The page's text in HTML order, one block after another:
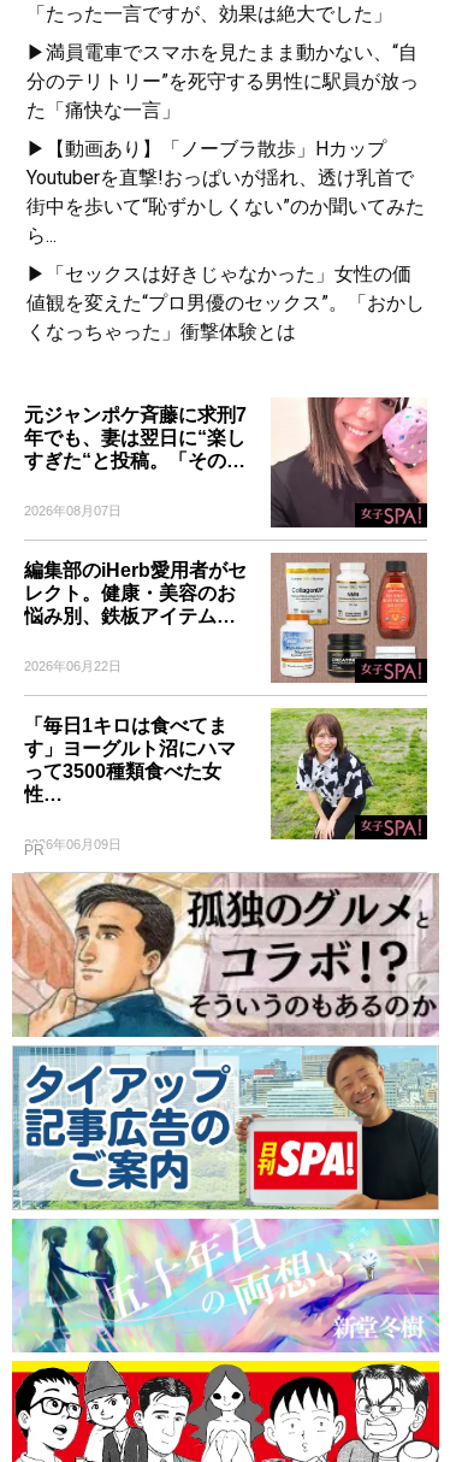
「たった一言ですが、効果は絶大でした」
▶満員電車でスマホを見たまま動かない、“自
分のテリトリー”を死守する男性に駅員が放っ
た「痛快な一言」
▶【動画あり】「ノーブラ散歩」Hカップ
Youtuberを直撃!おっぱいが揺れ、透け乳首で
街中を歩いて“恥ずかしくない”のか聞いてみた
ら...
▶「セックスは好きじゃなかった」女性の価
値観を変えた“プロ男優のセックス”。「おかし
くなっちゃった」衝撃体験とは
元ジャンポケ斉藤に求刑7
年でも、妻は翌日に“楽し
すぎた“と投稿。「その…
2026年08月07日
編集部のiHerb愛用者がセ
レクト。健康・美容のお
悩み別、鉄板アイテム…
2026年06月22日
「毎日1キロは食べてま
す」ヨーグルト沼にハマ
って3500種類食べた女
性…
2026年06月09日
PR